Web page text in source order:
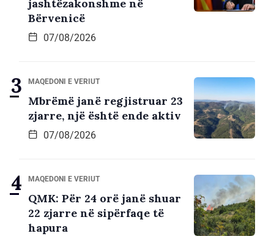
jashtëzakonshme në
Bërvenicë
07/08/2026
MAQEDONI E VERIUT
Mbrëmë janë regjistruar 23
zjarre, një është ende aktiv
07/08/2026
MAQEDONI E VERIUT
QMK: Për 24 orë janë shuar
22 zjarre në sipërfaqe të
hapura